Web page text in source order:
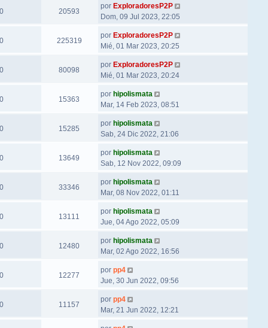
0 20593
por ExploradoresP2P
Dom, 09 Jul 2023, 22:05
0 225319
por ExploradoresP2P
Mié, 01 Mar 2023, 20:25
0 80098
por ExploradoresP2P
Mié, 01 Mar 2023, 20:24
0 15363
por hipolismata
Mar, 14 Feb 2023, 08:51
0 15285
por hipolismata
Sab, 24 Dic 2022, 21:06
0 13649
por hipolismata
Sab, 12 Nov 2022, 09:09
0 33346
por hipolismata
Mar, 08 Nov 2022, 01:11
0 13111
por hipolismata
Jue, 04 Ago 2022, 05:09
0 12480
por hipolismata
Mar, 02 Ago 2022, 16:56
0 12277
por pp4
Jue, 30 Jun 2022, 09:56
0 11157
por pp4
Mar, 21 Jun 2022, 12:21